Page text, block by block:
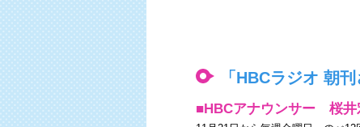
「HBCラジオ 朝
■HBCアナウンサー 桜井